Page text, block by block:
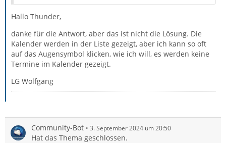
Hallo Thunder,
danke für die Antwort, aber das ist nicht die Lösung. Die
Kalender werden in der Liste gezeigt, aber ich kann so oft
auf das Augensymbol klicken, wie ich will, es werden keine
Termine im Kalender gezeigt.
LG Wolfgang
Community-Bot 3. September 2024 um 20:50
Hat das Thema geschlossen.